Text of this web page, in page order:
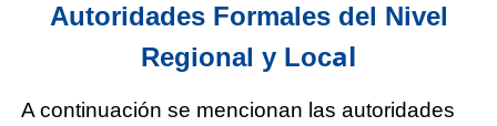
Autoridades Formales del Nivel
Regional y Local
A continuación se mencionan las autoridades